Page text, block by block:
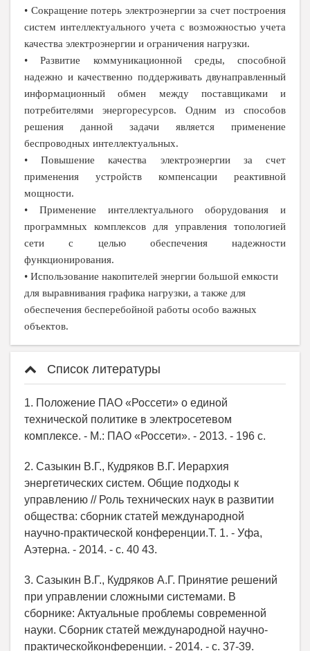
• Сокращение потерь электроэнергии за счет построения
систем интеллектуального учета с возможностью учета
качества электроэнергии и ограничения нагрузки.
• Развитие коммуникационной среды, способной
надежно и качественно поддерживать двунаправленный
информационный обмен между поставщиками и
потребителями энергоресурсов. Одним из способов
решения данной задачи является применение
беспроводных интеллектуальных.
• Повышение качества электроэнергии за счет
применения устройств компенсации реактивной
мощности.
• Применение интеллектуального оборудования и
программных комплексов для управления топологией
сети с целью обеспечения надежности
функционирования.
• Использование накопителей энергии большой емкости
для выравнивания графика нагрузки, а также для
обеспечения бесперебойной работы особо важных
объектов.
Список литературы
1. Положение ПАО «Россети» о единой
технической политике в электросетевом
комплексе. - М.: ПАО «Россети». - 2013. - 196 с.
2. Сазыкин В.Г., Кудряков В.Г. Иерархия
энергетических систем. Общие подходы к
управлению // Роль технических наук в развитии
общества: сборник статей международной
научно-практической конференции.Т. 1. - Уфа,
Аэтерна. - 2014. - с. 40 43.
3. Сазыкин В.Г., Кудряков А.Г. Принятие решений
при управлении сложными системами. В
сборнике: Актуальные проблемы современной
науки. Сборник статей международной научно-
практическойконференции. - 2014. - с. 37-39.